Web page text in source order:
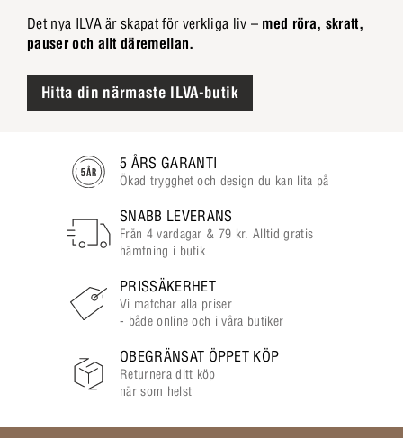
Det nya ILVA är skapat för verkliga liv – med röra, skratt,
pauser och allt däremellan.
Hitta din närmaste ILVA-butik
5 ÅRS GARANTI
Ökad trygghet och design du kan lita på
SNABB LEVERANS
Från 4 vardagar & 79 kr. Alltid gratis
hämtning i butik
PRISSÄKERHET
Vi matchar alla priser
- både online och i våra butiker
OBEGRÄNSAT ÖPPET KÖP
Returnera ditt köp
när som helst